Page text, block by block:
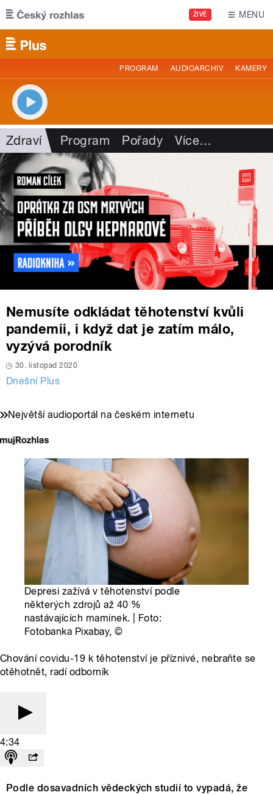
Přejít k hlavnímu obsahu
ŽIVĚ MENU
PROGRAM AUDIOARCHIV KAMERY
Zdraví Program Pořady Více…
Nemusíte odkládat těhotenství kvůli
pandemii, i když dat je zatím málo,
vyzývá porodník
30. listopad 2020
Dnešní Plus
Největší audioportál na českém internetu
Depresi zažívá v těhotenství podle
některých zdrojů až 40 %
nastávajících maminek. | Foto:
Fotobanka Pixabay,©
Chování covidu-19 k těhotenství je příznivé, nebraňte se
otěhotnět, radí odborník
4:34
Podle dosavadních vědeckých studií to vypadá, že